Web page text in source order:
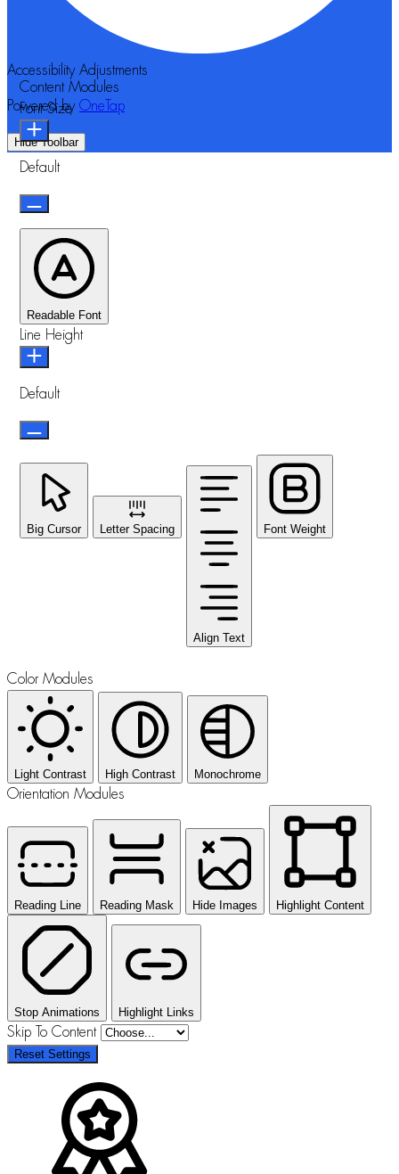
Accessibility Adjustments
Powered by OneTap
Hide Toolbar
Content Modules
Font Size
Default
Readable Font
Line Height
Default
Big Cursor Letter Spacing
Align Text
Font Weight
Color Modules
Light Contrast High Contrast Monochrome
Orientation Modules
Reading Line Reading Mask Hide Images Highlight Content
Stop Animations Highlight Links
Skip To Content
Reset Settings